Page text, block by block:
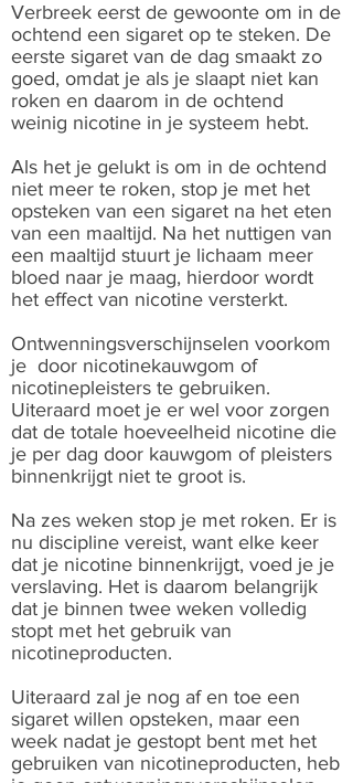
Verbreek eerst de gewoonte om in de
ochtend een sigaret op te steken. De
eerste sigaret van de dag smaakt zo
goed, omdat je als je slaapt niet kan
roken en daarom in de ochtend
weinig nicotine in je systeem hebt.
Als het je gelukt is om in de ochtend
niet meer te roken, stop je met het
opsteken van een sigaret na het eten
van een maaltijd. Na het nuttigen van
een maaltijd stuurt je lichaam meer
bloed naar je maag, hierdoor wordt
het effect van nicotine versterkt.
Ontwenningsverschijnselen voorkom
je door nicotinekauwgom of
nicotinepleisters te gebruiken.
Uiteraard moet je er wel voor zorgen
dat de totale hoeveelheid nicotine die
je per dag door kauwgom of pleisters
binnenkrijgt niet te groot is.
Na zes weken stop je met roken. Er is
nu discipline vereist, want elke keer
dat je nicotine binnenkrijgt, voed je je
verslaving. Het is daarom belangrijk
dat je binnen twee weken volledig
stopt met het gebruik van
nicotineproducten.
Uiteraard zal je nog af en toe een
sigaret willen opsteken, maar een
week nadat je gestopt bent met het
gebruiken van nicotineproducten, heb